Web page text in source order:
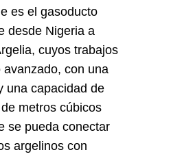
es el gasoducto
desde Nigeria a
cuyos trabajos
con una
una capacidad de
metros cúbicos
se pueda conectar
argelinos con